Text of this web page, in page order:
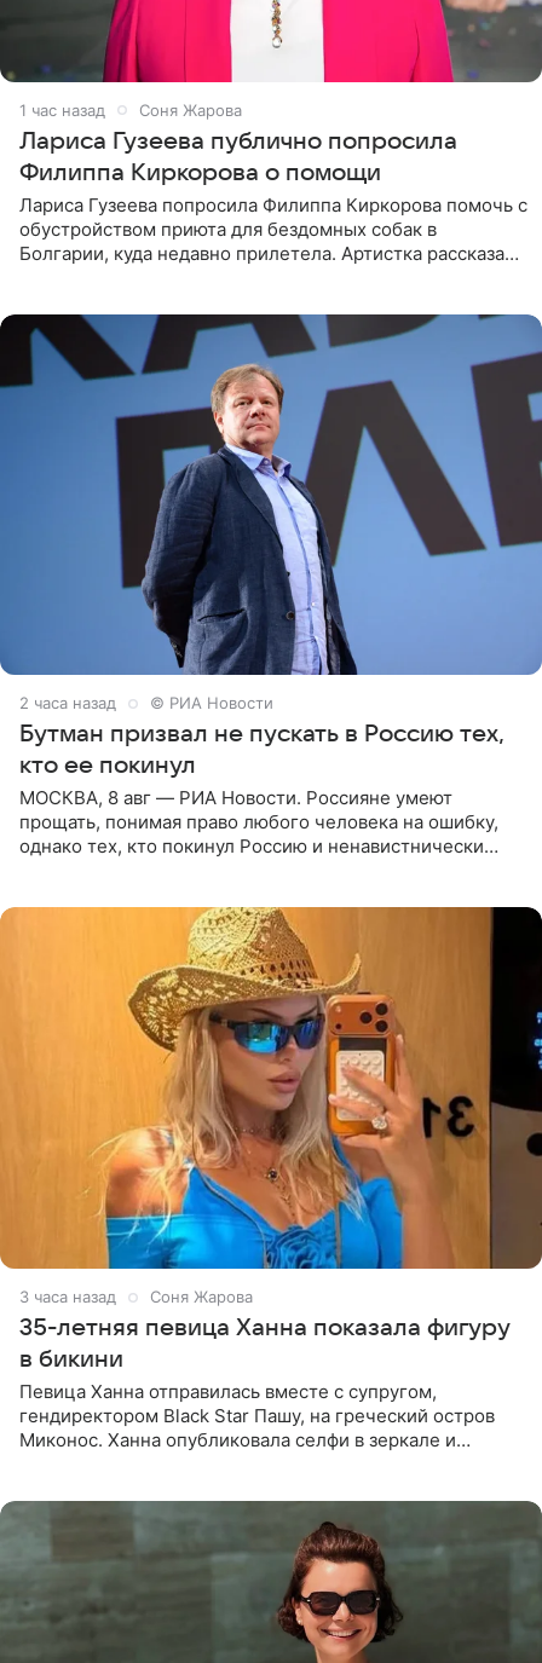
1 час назад Соня Жарова
Лариса Гузеева публично попросила
Филиппа Киркорова о помощи
Лариса Гузеева попросила Филиппа Киркорова помочь с
обустройством приюта для бездомных собак в
Болгарии, куда недавно прилетела. Артистка рассказала
2 часа назад © РИА Новости
Бутман призвал не пускать в Россию тех,
кто ее покинул
МОСКВА, 8 авг — РИА Новости. Россияне умеют
прощать, понимая право любого человека на ошибку,
однако тех, кто покинул Россию и ненавистнически
3 часа назад Соня Жарова
35-летняя певица Ханна показала фигуру
в бикини
Певица Ханна отправилась вместе с супругом,
гендиректором Black Star Пашу, на греческий остров
Миконос. Ханна опубликовала селфи в зеркале и